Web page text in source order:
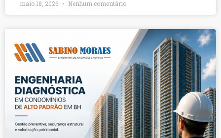
maio 18, 2026 Nenhum comentário